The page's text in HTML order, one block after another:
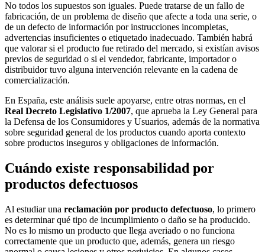
No todos los supuestos son iguales. Puede tratarse de un fallo de
fabricación, de un problema de diseño que afecte a toda una serie, o
de un defecto de información por instrucciones incompletas,
advertencias insuficientes o etiquetado inadecuado. También habrá
que valorar si el producto fue retirado del mercado, si existían avisos
previos de seguridad o si el vendedor, fabricante, importador o
distribuidor tuvo alguna intervención relevante en la cadena de
comercialización.
En España, este análisis suele apoyarse, entre otras normas, en el
Real Decreto Legislativo 1/2007, que aprueba la Ley General para
la Defensa de los Consumidores y Usuarios, además de la normativa
sobre seguridad general de los productos cuando aporta contexto
sobre productos inseguros y obligaciones de información.
Cuándo existe responsabilidad por
productos defectuosos
Al estudiar una reclamación por producto defectuoso, lo primero
es determinar qué tipo de incumplimiento o daño se ha producido.
No es lo mismo un producto que llega averiado o no funciona
correctamente que un producto que, además, genera un riesgo